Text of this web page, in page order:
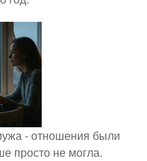
- отношения были
просто не могла.